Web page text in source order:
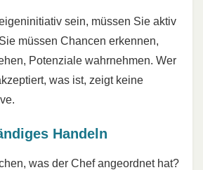
sein, müssen Sie aktiv
müssen Chancen erkennen,
Potenziale wahrnehmen. Wer
was ist, zeigt keine
Handeln
was der Chef angeordnet hat?